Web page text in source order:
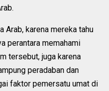
Arab, karena mereka tahu
perantara memahami
tersebut, juga karena
peradaban dan
faktor pemersatu umat di